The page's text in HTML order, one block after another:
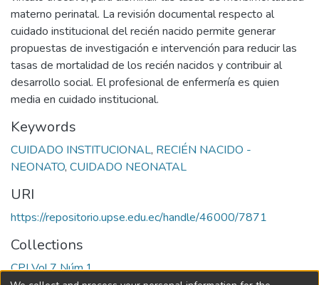
materno perinatal. La revisión documental respecto al
cuidado institucional del recién nacido permite generar
propuestas de investigación e intervención para reducir las
tasas de mortalidad de los recién nacidos y contribuir al
desarrollo social. El profesional de enfermería es quien
media en cuidado institucional.
Keywords
CUIDADO INSTITUCIONAL, RECIÉN NACIDO -
NEONATO, CUIDADO NEONATAL
URI
https://repositorio.upse.edu.ec/handle/46000/7871
Collections
CPI Vol.7 Núm.1